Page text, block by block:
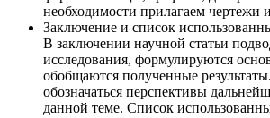
необходимости прилагаем чертежи
Заключение и список
В заключении научной статьи
исследования, формулируются
обобщаются полученные
обозначаться перспективы
данной теме. Список